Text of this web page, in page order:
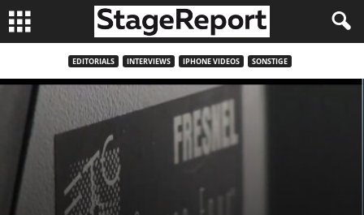
EDITORIALS INTERVIEWS IPHONE VIDEOS SONSTIGE